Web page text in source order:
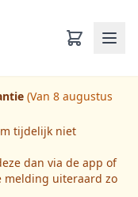
(Van 8 augustus
tijdelijk niet
dan via de app of
melding uiteraard zo